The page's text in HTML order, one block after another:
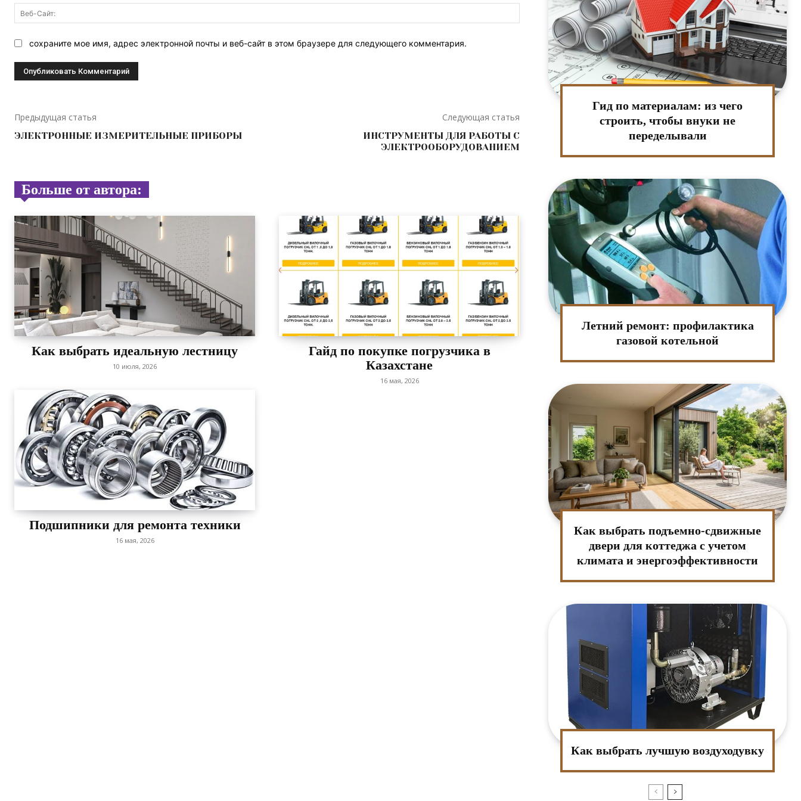
Сайт:
сохраните мое имя, адрес электронной почты и веб-сайт в этом браузере для следующего комментария.
Предыдущая статья
ЭЛЕКТРОННЫЕ ИЗМЕРИТЕЛЬНЫЕ ПРИБОРЫ
Следующая статья
ИНСТРУМЕНТЫ ДЛЯ РАБОТЫ С
ЭЛЕКТРООБОРУДОВАНИЕМ
Больше от автора:
Как выбрать идеальную лестницу
10 июля, 2026
Гайд по покупке погрузчика в
Казахстане
16 мая, 2026
Подшипники для ремонта техники
16 мая, 2026
Гид по материалам: из чего
строить, чтобы внуки не
переделывали
Летний ремонт: профилактика
газовой котельной
Как выбрать подъемно-сдвижные
двери для коттеджа с учетом
климата и энергоэффективности
Как выбрать лучшую воздуходувку